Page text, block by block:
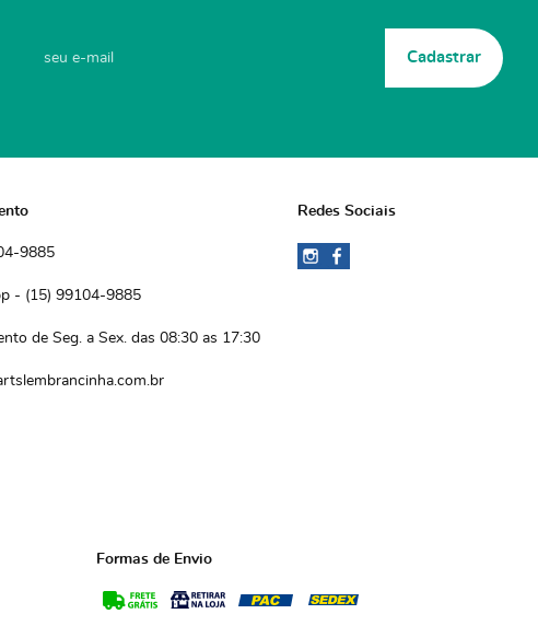
Cadastrar
9885
(15) 99104-9885
de Seg. a Sex. das 08:30 as 17:30
Redes Sociais
Formas de Envio